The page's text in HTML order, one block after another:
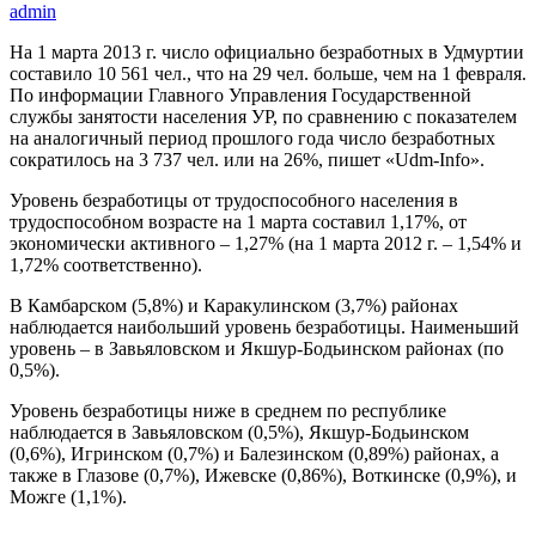
admin
На 1 марта 2013 г. число официально безработных в Удмуртии
составило 10 561 чел., что на 29 чел. больше, чем на 1 февраля.
По информации Главного Управления Государственной
службы занятости населения УР, по сравнению с показателем
на аналогичный период прошлого года число безработных
сократилось на 3 737 чел. или на 26%, пишет «Udm-Info».
Уровень безработицы от трудоспособного населения в
трудоспособном возрасте на 1 марта составил 1,17%, от
экономически активного – 1,27% (на 1 марта 2012 г. – 1,54% и
1,72% соответственно).
В Камбарском (5,8%) и Каракулинском (3,7%) районах
наблюдается наибольший уровень безработицы. Наименьший
уровень – в Завьяловском и Якшур-Бодьинском районах (по
0,5%).
Уровень безработицы ниже в среднем по республике
наблюдается в Завьяловском (0,5%), Якшур-Бодьинском
(0,6%), Игринском (0,7%) и Балезинском (0,89%) районах, а
также в Глазове (0,7%), Ижевске (0,86%), Воткинске (0,9%), и
Можге (1,1%).